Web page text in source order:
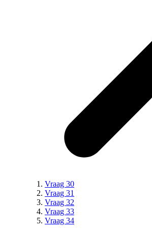
Vraag 30
Vraag 31
Vraag 32
Vraag 33
Vraag 34